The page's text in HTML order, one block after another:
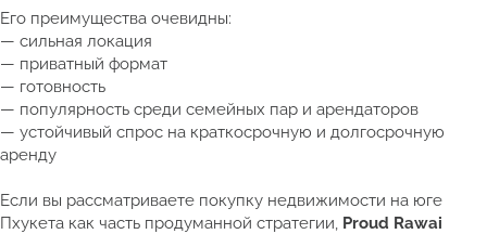
Его преимущества очевидны:
— сильная локация
— приватный формат
— готовность
— популярность среди семейных пар и арендаторов
— устойчивый спрос на краткосрочную и долгосрочную
аренду
Если вы рассматриваете покупку недвижимости на юге
Пхукета как часть продуманной стратегии, Proud Rawai